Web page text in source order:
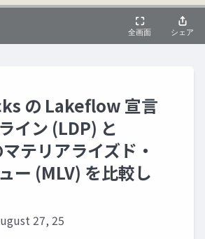
の Lakeflow 宣言
イン (LDP) と
テリアライズド・
ー (MLV) を比較し
27, 25